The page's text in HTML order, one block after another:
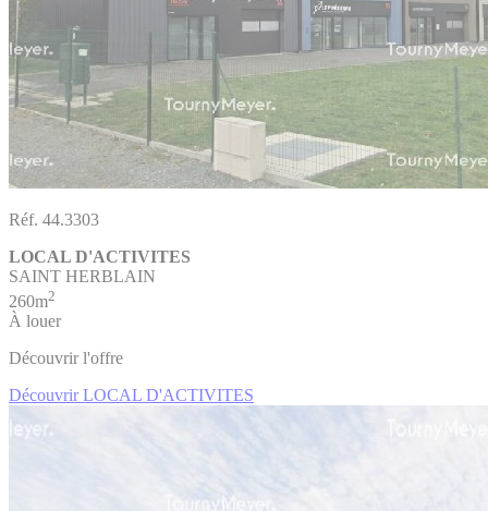
Réf. 44.3303
LOCAL D'ACTIVITES
SAINT HERBLAIN
260m2
À louer
Découvrir l'offre
Découvrir LOCAL D'ACTIVITES